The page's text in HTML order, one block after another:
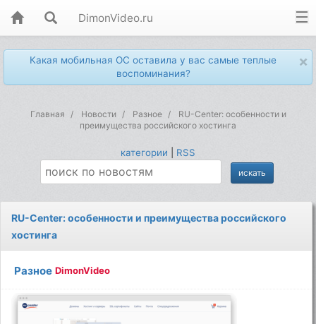
DimonVideo.ru
×
Какая мобильная ОС оставила у вас самые теплые
воспоминания?
Главная Новости Разное
RU-Center: особенности и
преимущества российского хостинга
категории RSS
RU-Center: особенности и преимущества российского
хостинга
Разное DimonVideo